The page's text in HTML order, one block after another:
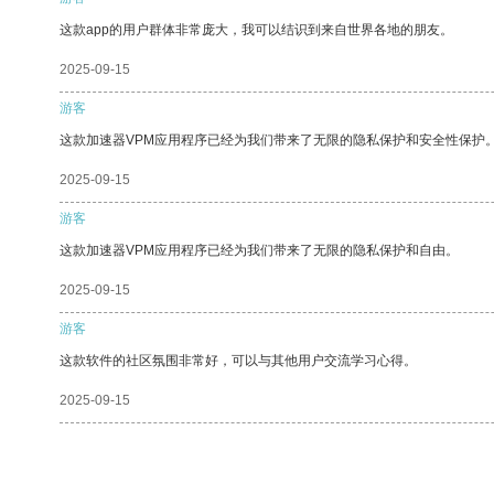
这款app的用户群体非常庞大，我可以结识到来自世界各地的朋友。
2025-09-15
游客
这款加速器VPM应用程序已经为我们带来了无限的隐私保护和安全性保护
2025-09-15
游客
这款加速器VPM应用程序已经为我们带来了无限的隐私保护和自由。
2025-09-15
游客
这款软件的社区氛围非常好，可以与其他用户交流学习心得。
2025-09-15